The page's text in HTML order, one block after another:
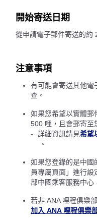
開始寄送日期
從申請電子郵件寄送的約
注意事項
有可能會寄送其他電
查。
如果您希望以實體郵
500 哩，且會郵寄至
詳細資訊請見希望
。
如果您登錄的是中國
員專屬頁面」進行
部中國乘客服務中心
若非 ANA 哩程俱樂
加入 ANA 哩程俱樂